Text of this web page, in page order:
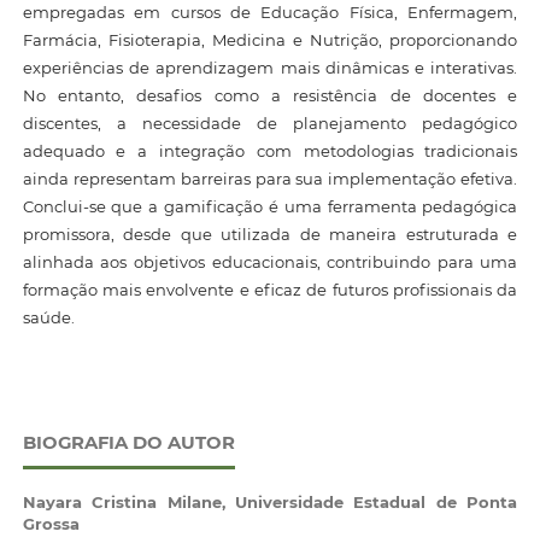
empregadas em cursos de Educação Física, Enfermagem,
Farmácia, Fisioterapia, Medicina e Nutrição, proporcionando
experiências de aprendizagem mais dinâmicas e interativas.
No entanto, desafios como a resistência de docentes e
discentes, a necessidade de planejamento pedagógico
adequado e a integração com metodologias tradicionais
ainda representam barreiras para sua implementação efetiva.
Conclui-se que a gamificação é uma ferramenta pedagógica
promissora, desde que utilizada de maneira estruturada e
alinhada aos objetivos educacionais, contribuindo para uma
formação mais envolvente e eficaz de futuros profissionais da
saúde.
BIOGRAFIA DO AUTOR
Nayara Cristina Milane, Universidade Estadual de Ponta
Grossa